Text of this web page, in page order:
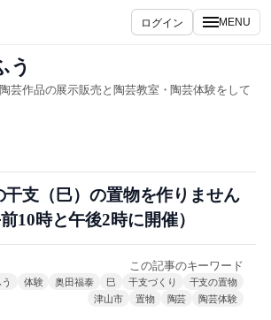
ログイン MENU
う
芸作品の展示販売と陶芸教室・陶芸体験をして
干支（巳）の置物を作りません
10時と午後2時に開催）
この記事のキーワード
体験 奥田福泰 巳 干支づくり
干支の置物
津山市
置物 陶芸 陶芸体験